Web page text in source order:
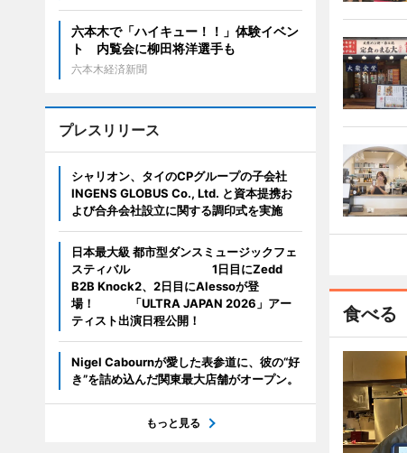
食べる
六本木で「ハイキュー！！」体験イベン
ト 内覧会に柳田将洋選手も
六本木経済新聞
プレスリリース
シャリオン、タイのCPグループの子会社
INGENS GLOBUS Co., Ltd. と資本提携お
よび合弁会社設立に関する調印式を実施
日本最大級 都市型ダンスミュージックフェ
スティバル 1日目にZedd
B2B Knock2、2日目にAlessoが登
場！ 「ULTRA JAPAN 2026」アー
ティスト出演日程公開！
Nigel Cabournが愛した表参道に、彼の“好
き”を詰め込んだ関東最大店舗がオープン。
もっと見る